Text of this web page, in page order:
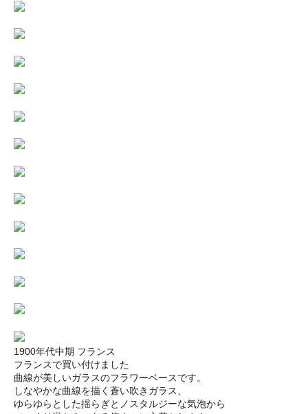
1900年代中期 フランス
フランスで買い付けました
曲線が美しいガラスのフラワーベースです。
しなやかな曲線を描く蒼い吹きガラス、
ゆらゆらとした揺らぎとノスタルジーな気泡から